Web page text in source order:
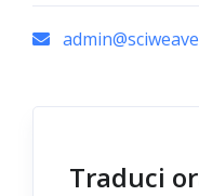
Traduci